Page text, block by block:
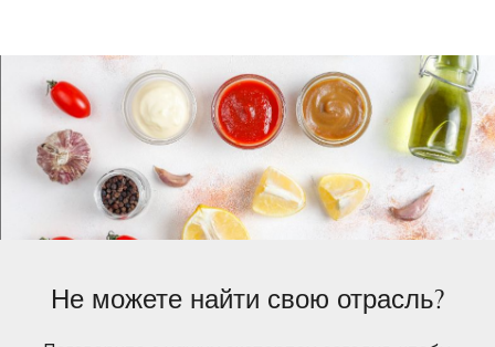
Не можете найти свою отрасль?